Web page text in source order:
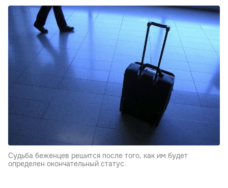
Судьба беженцев решится после того, как им будет
определен окончательный статус.